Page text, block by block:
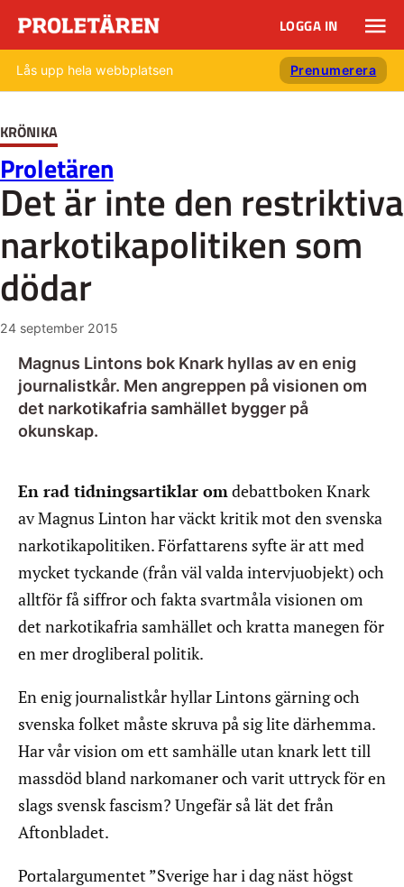
LOGGA IN
Lås upp hela webbplatsen Prenumerera
KRÖNIKA
Proletären
Det är inte den restriktiva
narkotikapolitiken som
dödar
24 september 2015
Magnus Lintons bok Knark hyllas av en enig
journalistkår. Men angreppen på visionen om
det narkotikafria samhället bygger på
okunskap.
En rad tidningsartiklar om debattboken Knark
av Magnus Linton har väckt kritik mot den svenska
narkotikapolitiken. Författarens syfte är att med
mycket tyckande (från väl valda intervjuobjekt) och
alltför få siffror och fakta svartmåla visionen om
det narkotikafria samhället och kratta manegen för
en mer drogliberal politik.
En enig journalistkår hyllar Lintons gärning och
svenska folket måste skruva på sig lite därhemma.
Har vår vision om ett samhälle utan knark lett till
massdöd bland narkomaner och varit uttryck för en
slags svensk fascism? Ungefär så lät det från
Aftonbladet.
Portalargumentet ”Sverige har i dag näst högst